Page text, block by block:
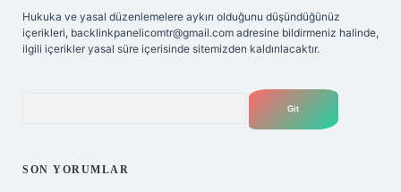
Hukuka ve yasal düzenlemelere aykırı olduğunu düşündüğünüz
içerikleri, backlinkpanelicomtr@gmail.com adresine bildirmeniz halinde,
ilgili içerikler yasal süre içerisinde sitemizden kaldırılacaktır.
SON YORUMLAR